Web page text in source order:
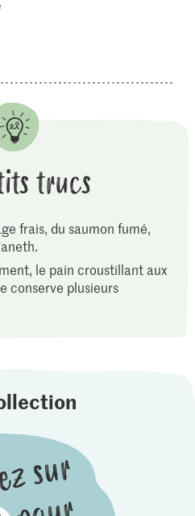
trucs
frais, du saumon fumé,
le pain croustillant aux
conserve plusieurs